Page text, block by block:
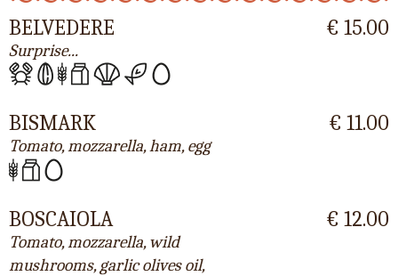
BELVEDERE
Surprise...
€ 15.00
BISMARK
Tomato, mozzarella, ham, egg
€ 11.00
BOSCAIOLA
Tomato, mozzarella, wild
mushrooms, garlic olives oil,
€ 12.00